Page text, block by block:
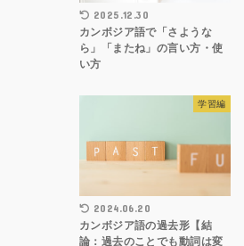
2025.12.30
カンボジア語で「さような
ら」「またね」の言い方・使
い方
学習編
2024.06.20
カンボジア語の過去形【結
論：過去のことでも動詞は変